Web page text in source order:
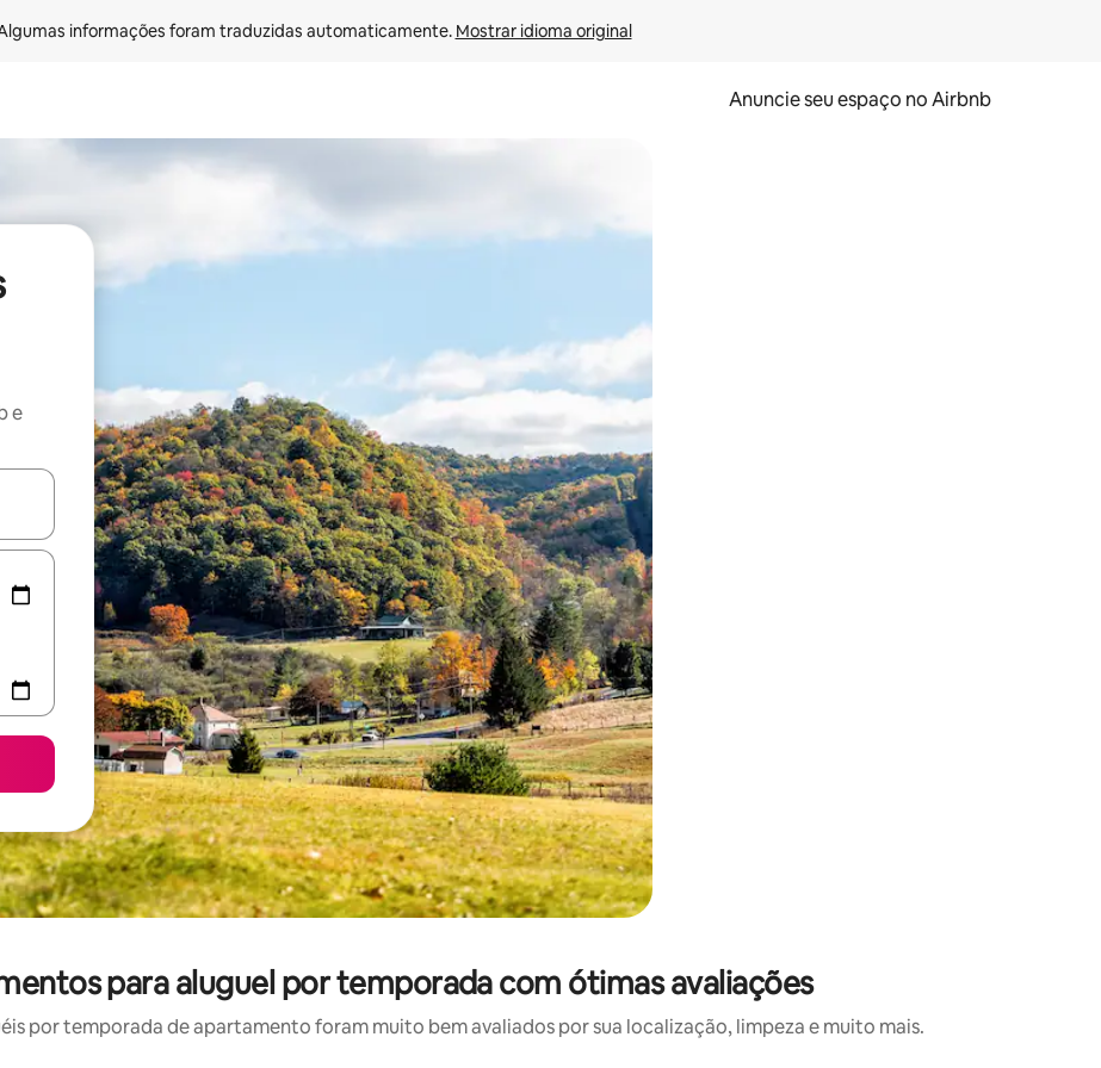
informações foram traduzidas automaticamente. Mostrar idioma original
Anuncie seu espaço no Airbnb
e
os usando as seta para cima e para baixo do teclado ou tocando e deslizando o dedo na tela.
para aluguel por temporada com ótimas avaliações
por temporada de apartamento foram muito bem avaliados por sua localização, limpeza e muito mais.